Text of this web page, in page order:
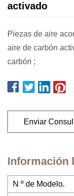
activado
Piezas de aire
aire de carbón
carbón ;
Enviar
Información
N º de Modelo.